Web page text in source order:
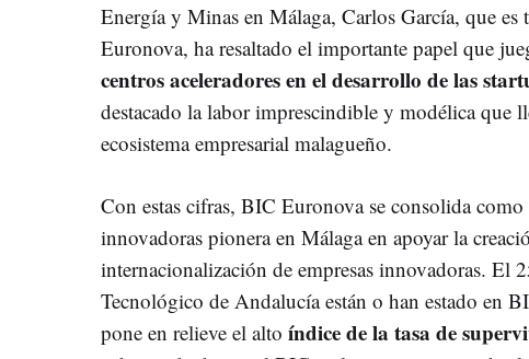
Energía y Minas en Málaga, Carlos García, que es
Euronova, ha resaltado el importante papel que
centros aceleradores en el desarrollo de las
destacado la labor imprescindible y modélica que
ecosistema empresarial malagueño.
Con estas cifras, BIC Euronova se consolida como
innovadoras pionera en Málaga en apoyar la
internacionalización de empresas innovadoras. El
Tecnológico de Andalucía están o han estado en
pone en relieve el alto índice de la tasa de